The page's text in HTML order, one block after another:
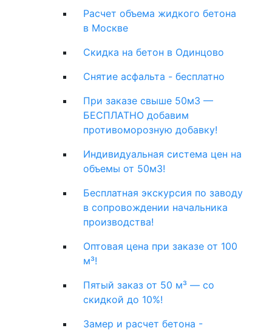
Расчет объема жидкого бетона
в Москве
Скидка на бетон в Одинцово
Снятие асфальта - бесплатно
При заказе свыше 50м3 —
БЕСПЛАТНО добавим
противоморозную добавку!
Индивидуальная система цен на
объемы от 50м3!
Бесплатная экскурсия по заводу
в сопровождении начальника
производства!
Оптовая цена при заказе от 100
м³!
Пятый заказ от 50 м³ — со
скидкой до 10%!
Замер и расчет бетона -